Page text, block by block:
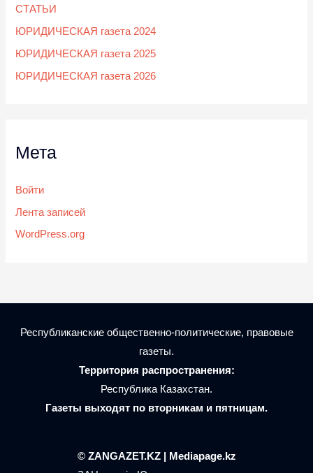
СТАТЬИ
ЮРИДИЧЕСКАЯ газета 2024
ЮРИДИЧЕСКАЯ газета 2025
ЮРИДИЧЕСКАЯ газета 2026
Мета
Войти
Лента записей
WordPress.org
Республиканские общественно-политические, правовые
газеты.
Территория распространения:
Республика Казахстан.
Газеты выходят по вторникам и пятницам.
© ZANGAZET.KZ | Mediapage.kz